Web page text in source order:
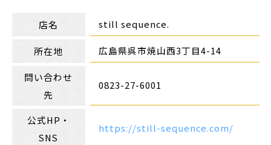
店名 still sequence.
所在地 広島県呉市焼山西3丁目4-14
問い合わせ
先
0823-27-6001
公式HP・
SNS
https://still-sequence.com/